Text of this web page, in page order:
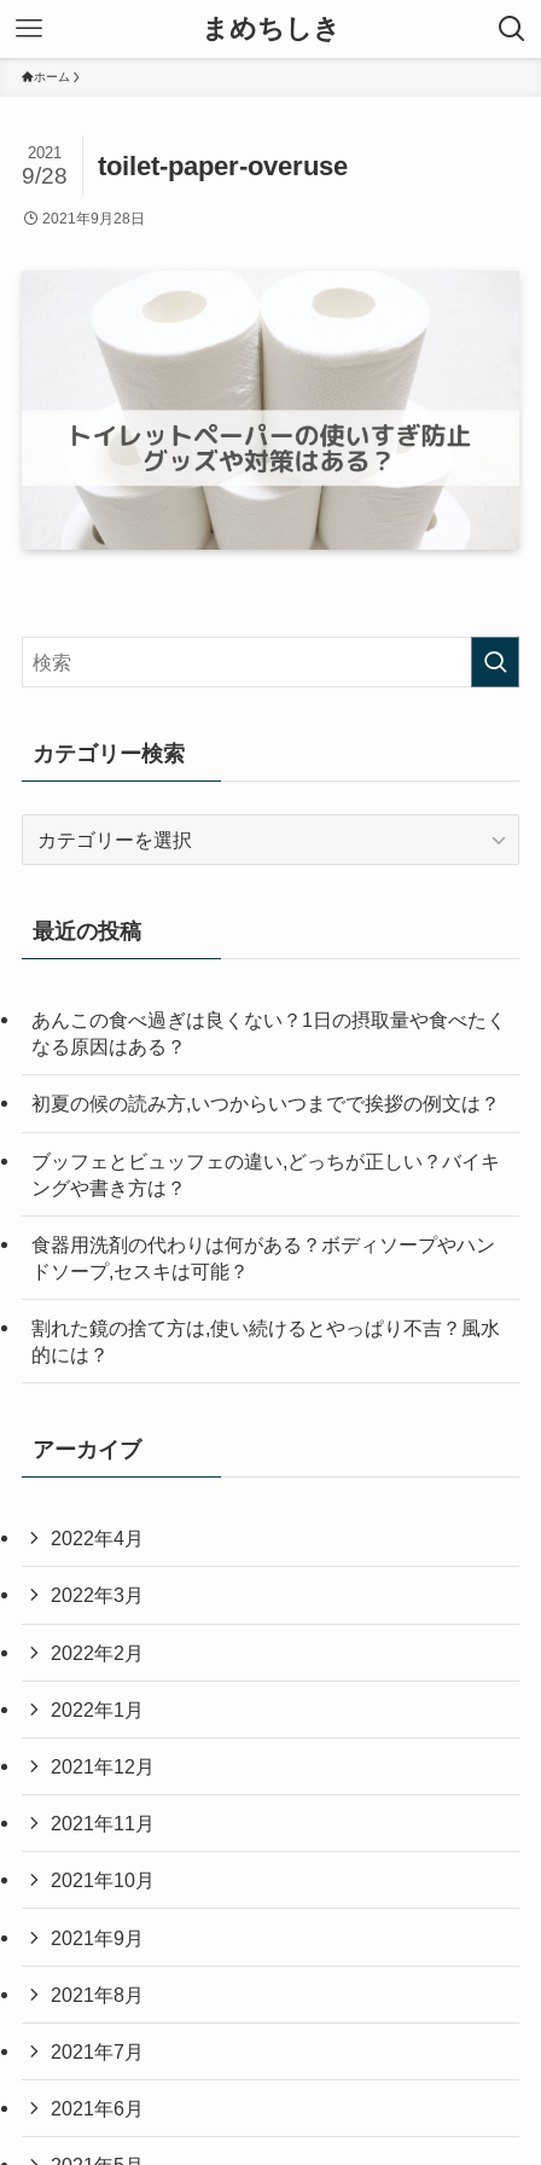
まめちしき
ホーム
toilet-paper-overuse
2021
9/28
2021年9月28日
カテゴリー検索
リ
索
最近の投稿
あんこの食べ過ぎは良くない？1日の摂取量や食べたく
なる原因はある？
初夏の候の読み方,いつからいつまでで挨拶の例文は？
ブッフェとビュッフェの違い,どっちが正しい？バイキ
ングや書き方は？
食器用洗剤の代わりは何がある？ボディソープやハン
ドソープ,セスキは可能？
割れた鏡の捨て方は,使い続けるとやっぱり不吉？風水
的には？
アーカイブ
2022年4月
2022年3月
2022年2月
2022年1月
2021年12月
2021年11月
2021年10月
2021年9月
2021年8月
2021年7月
2021年6月